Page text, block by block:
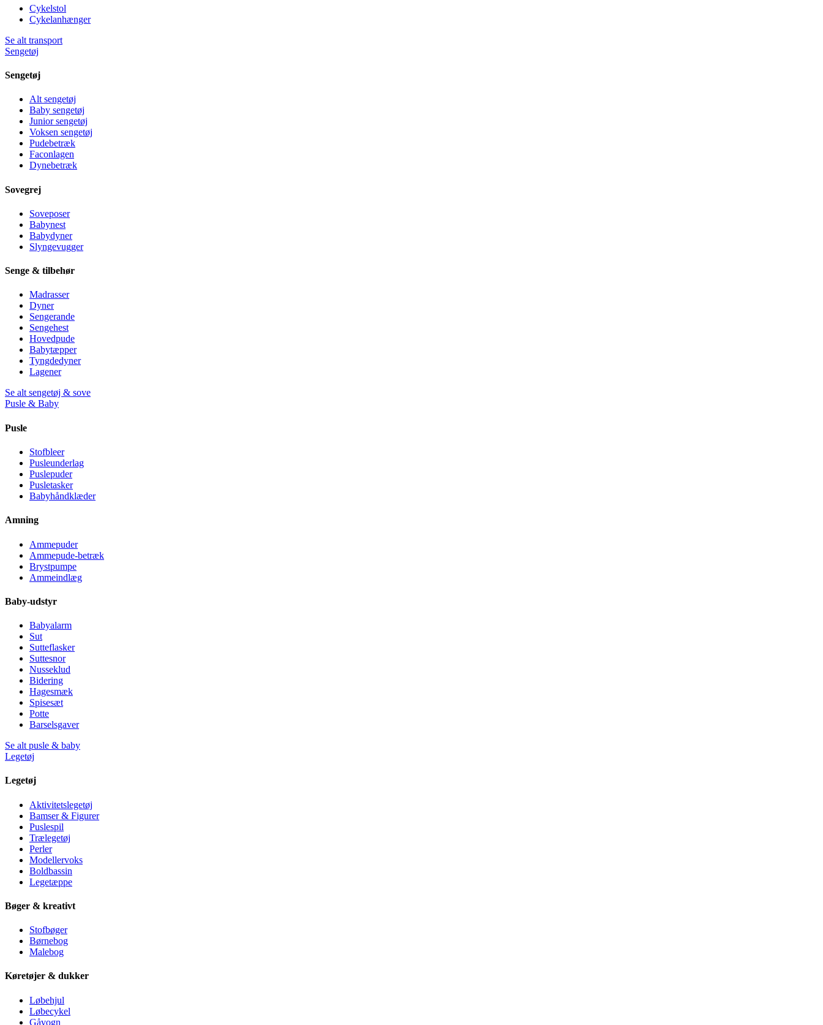
Cykelstol
Cykelanhænger
Se alt transport
Sengetøj
Sengetøj
Alt sengetøj
Baby sengetøj
Junior sengetøj
Voksen sengetøj
Pudebetræk
Faconlagen
Dynebetræk
Sovegrej
Soveposer
Babynest
Babydyner
Slyngevugger
Senge & tilbehør
Madrasser
Dyner
Sengerande
Sengehest
Hovedpude
Babytæpper
Tyngdedyner
Lagener
Se alt sengetøj & sove
Pusle & Baby
Pusle
Stofbleer
Pusleunderlag
Puslepuder
Pusletasker
Babyhåndklæder
Amning
Ammepuder
Ammepude-betræk
Brystpumpe
Ammeindlæg
Baby-udstyr
Babyalarm
Sut
Sutteflasker
Suttesnor
Nusseklud
Bidering
Hagesmæk
Spisesæt
Potte
Barselsgaver
Se alt pusle & baby
Legetøj
Legetøj
Aktivitetslegetøj
Bamser & Figurer
Puslespil
Trælegetøj
Perler
Modellervoks
Boldbassin
Legetæppe
Bøger & kreativt
Stofbøger
Børnebog
Malebog
Køretøjer & dukker
Løbehjul
Løbecykel
Gåvogn